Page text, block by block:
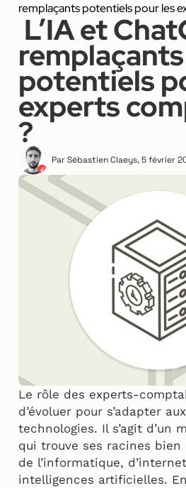
remplaçants potentiels pour les
L’IA et
remplaçants
potentiels
experts
?
Par Sébastien Claeys,5 février
Le rôle des experts-
d’évoluer pour s’adapter
technologies. Il s’agit d’un
qui trouve ses racines bien
de l’informatique,
intelligences artificielles.